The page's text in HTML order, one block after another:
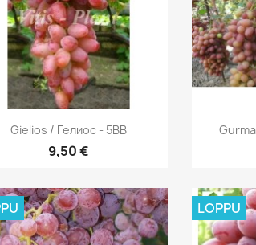
Pikakatselu
Gielios / Гелиос - 5BB
9,50 €
LOPPU